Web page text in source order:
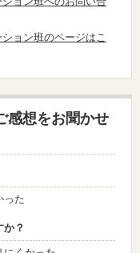
ョン班のページはこ
感想をお聞かせ
った
？